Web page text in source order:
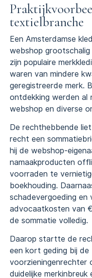
textielbranche
Een Amsterdamse
webshop
zijn populaire
waren van mindere
geregistreerde merk.
ontdekking werden al
webshop en diverse
De rechthebbende
recht een
hij de webshop-
namaakproducten
voorraden te
boekhouding.
schadevergoeding en
advocaatkosten van
de sommatie volledig.
Daarop startte de
een kort geding bij de
voorzieningenrechter
duidelijke merkinbreuk